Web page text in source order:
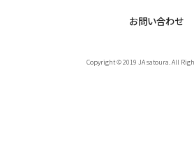
お問い合わせ
Copyright © 2019 JA satoura. All